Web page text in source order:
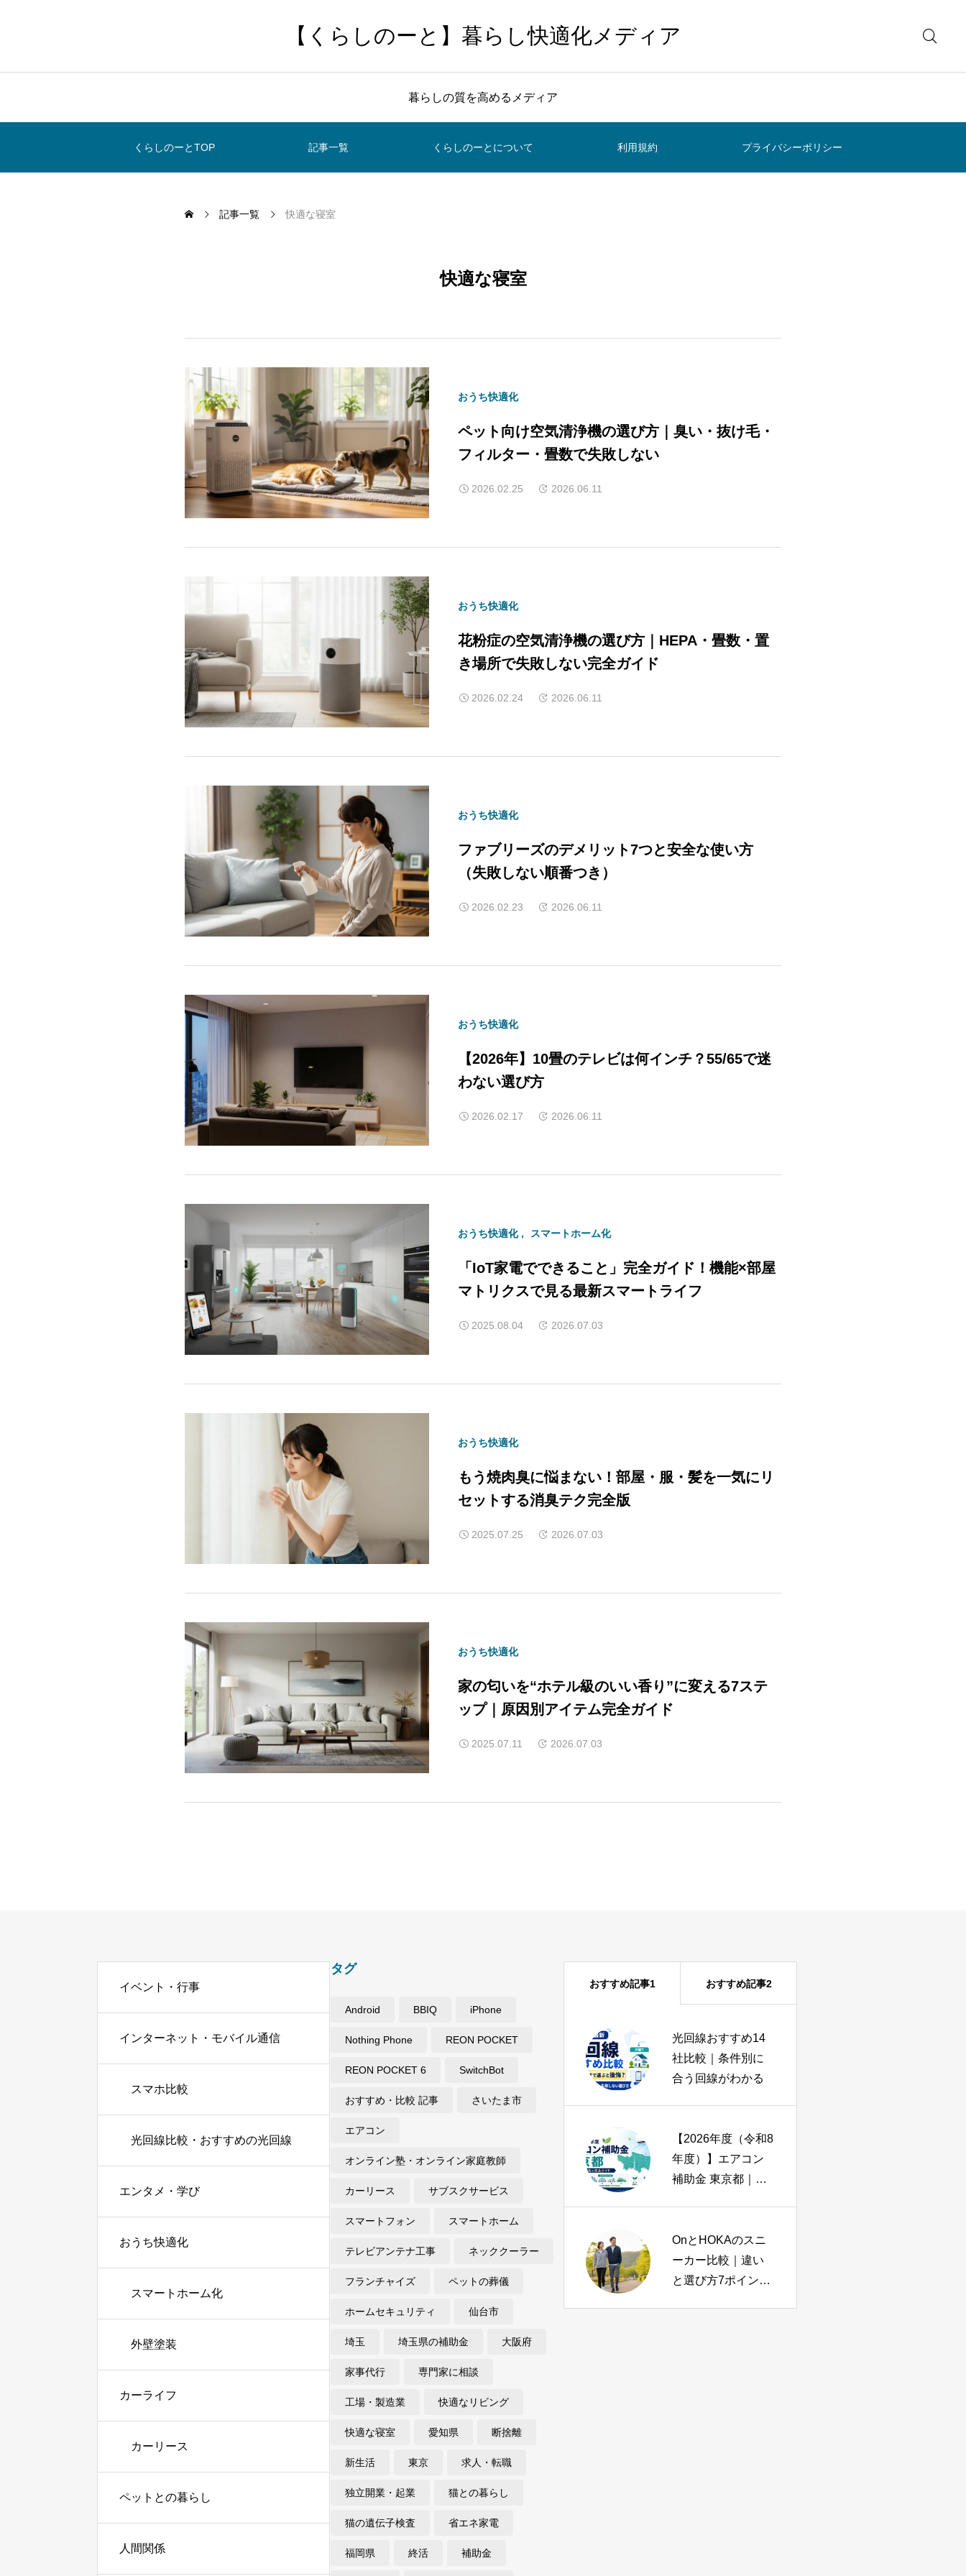
【くらしのーと】暮らし快適化メディア
暮らしの質を高めるメディア
くらしのーとTOP 記事一覧 くらしのーとについて 利用規約 プライバシーポリシー
記事一覧 快適な寝室
快適な寝室
おうち快適化
ペット向け空気清浄機の選び方｜臭い・抜け毛・
フィルター・畳数で失敗しない
2026.02.25 2026.06.11
おうち快適化
花粉症の空気清浄機の選び方｜HEPA・畳数・置
き場所で失敗しない完全ガイド
2026.02.24 2026.06.11
おうち快適化
ファブリーズのデメリット7つと安全な使い方
（失敗しない順番つき）
2026.02.23 2026.06.11
おうち快適化
【2026年】10畳のテレビは何インチ？55/65で迷
わない選び方
2026.02.17 2026.06.11
おうち快適化 スマートホーム化
「IoT家電でできること」完全ガイド！機能×部屋
マトリクスで見る最新スマートライフ
2025.08.04 2026.07.03
おうち快適化
もう焼肉臭に悩まない！部屋・服・髪を一気にリ
セットする消臭テク完全版
2025.07.25 2026.07.03
おうち快適化
家の匂いを“ホテル級のいい香り”に変える7ステ
ップ｜原因別アイテム完全ガイド
2025.07.11 2026.07.03
イベント・行事
インターネット・モバイル通信
スマホ比較
光回線比較・おすすめの光回線
エンタメ・学び
おうち快適化
スマートホーム化
外壁塗装
カーライフ
カーリース
ペットとの暮らし
人間関係
タグ
Android BBIQ iPhone
Nothing Phone REON POCKET
REON POCKET 6 SwitchBot
おすすめ・比較 記事 さいたま市
エアコン
オンライン塾・オンライン家庭教師
カーリース サブスクサービス
スマートフォン スマートホーム
テレビアンテナ工事 ネッククーラー
フランチャイズ ペットの葬儀
ホームセキュリティ 仙台市
埼玉 埼玉県の補助金 大阪府
家事代行 専門家に相談
工場・製造業 快適なリビング
快適な寝室 愛知県 断捨離
新生活 東京 求人・転職
独立開業・起業 猫との暮らし
猫の遺伝子検査 省エネ家電
福岡県 終活 補助金
おすすめ記事1 おすすめ記事2
光回線おすすめ14
社比較｜条件別に
合う回線がわかる
【2026年度（令和8
年度）】エアコン
補助金 東京都｜都
OnとHOKAのスニ
ーカー比較｜違い
と選び方7ポイント
ピラティス資格お
すすめ比較｜種
類・費用・期間と
iPhone17eと
iPhoneSE3を比較
｜SE3ユーザーが1
ヨガインストラク
ター資格は必要？
種類・費用・未経